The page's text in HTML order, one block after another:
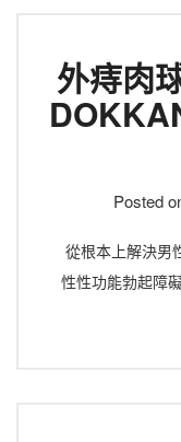
外痔肉
Posted
從根本上解決男
性性功能勃起障